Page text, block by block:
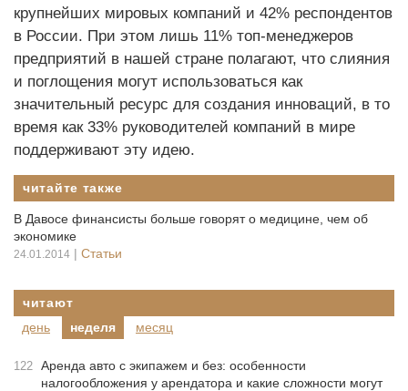
крупнейших мировых компаний и 42% респондентов
в России. При этом лишь 11% топ-менеджеров
предприятий в нашей стране полагают, что слияния
и поглощения могут использоваться как
значительный ресурс для создания инноваций, в то
время как 33% руководителей компаний в мире
поддерживают эту идею.
читайте также
В Давосе финансисты больше говорят о медицине, чем об
экономике
24.01.2014 | Статьи
читают
день
неделя месяц
122 Аренда авто с экипажем и без: особенности
налогообложения у арендатора и какие сложности могут